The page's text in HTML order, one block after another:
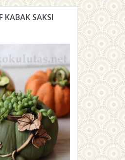
KABAK SAKSI